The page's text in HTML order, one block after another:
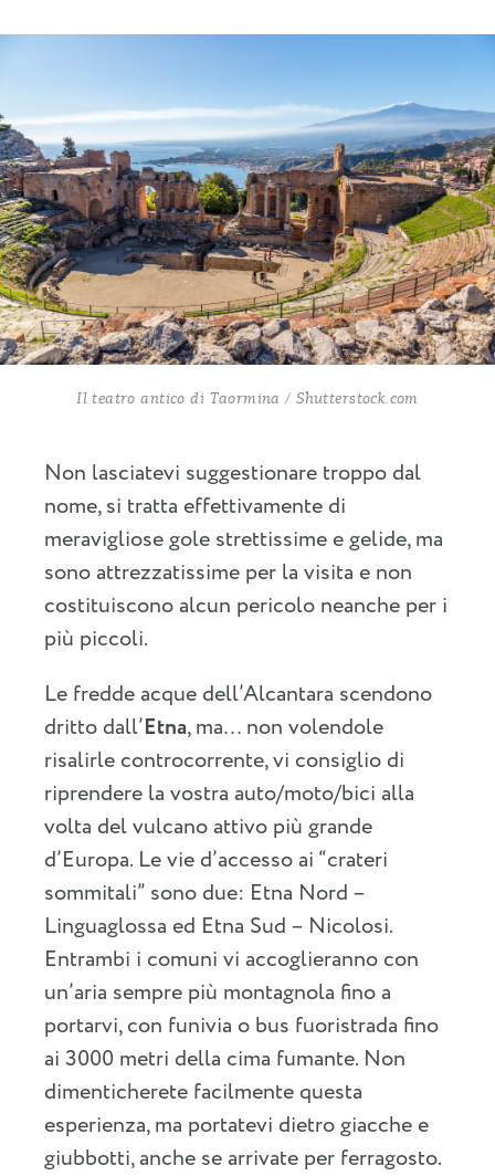
Il teatro antico di Taormina / Shutterstock.com
Non lasciatevi suggestionare troppo dal
nome, si tratta effettivamente di
meravigliose gole strettissime e gelide, ma
sono attrezzatissime per la visita e non
costituiscono alcun pericolo neanche per i
più piccoli.
Le fredde acque dell’Alcantara scendono
dritto dall’Etna, ma… non volendole
risalirle controcorrente, vi consiglio di
riprendere la vostra auto/moto/bici alla
volta del vulcano attivo più grande
d’Europa. Le vie d’accesso ai “crateri
sommitali” sono due: Etna Nord –
Linguaglossa ed Etna Sud – Nicolosi.
Entrambi i comuni vi accoglieranno con
un’aria sempre più montagnola fino a
portarvi, con funivia o bus fuoristrada fino
ai 3000 metri della cima fumante. Non
dimenticherete facilmente questa
esperienza, ma portatevi dietro giacche e
giubbotti, anche se arrivate per ferragosto.